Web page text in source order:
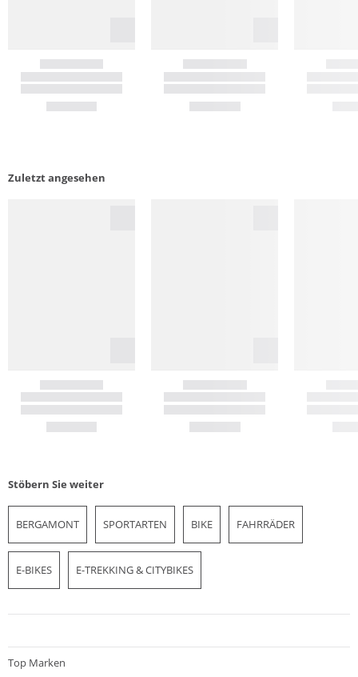
Zuletzt angesehen
Stöbern Sie weiter
BERGAMONT SPORTARTEN BIKE FAHRRÄDER
E-BIKES E-TREKKING & CITYBIKES
Top Marken